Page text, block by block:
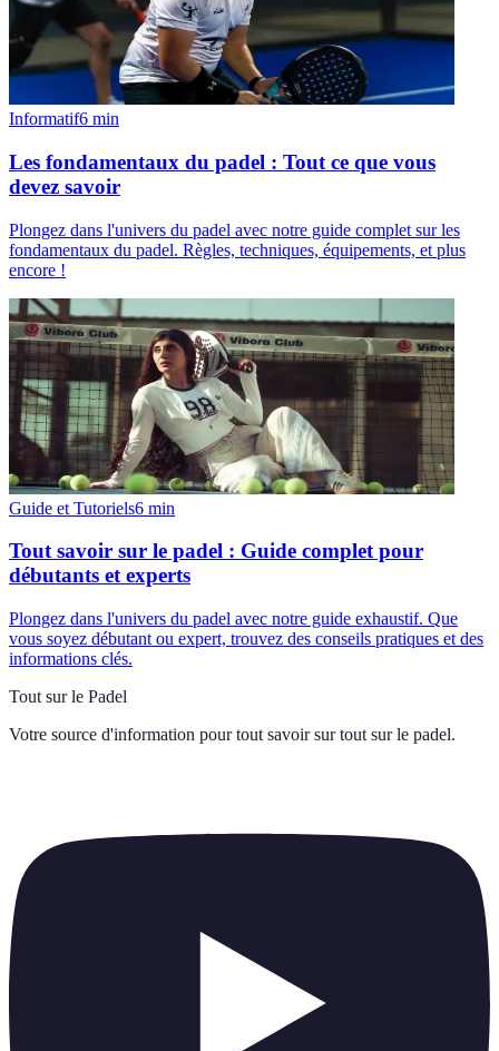
Informatif6 min
Les fondamentaux du padel : Tout ce que vous
devez savoir
Plongez dans l'univers du padel avec notre guide complet sur les
fondamentaux du padel. Règles, techniques, équipements, et plus
encore !
Guide et Tutoriels6 min
Tout savoir sur le padel : Guide complet pour
débutants et experts
Plongez dans l'univers du padel avec notre guide exhaustif. Que
vous soyez débutant ou expert, trouvez des conseils pratiques et des
informations clés.
Tout sur le Padel
Votre source d'information pour tout savoir sur tout sur le padel.